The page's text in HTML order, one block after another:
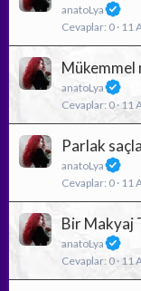
anatoLya
Cevaplar 0 11
Mükemmel
anatoLya
Cevaplar 0 11
Parlak
anatoLya
Cevaplar 0 11
Bir Makyaj
anatoLya
Cevaplar 0 11